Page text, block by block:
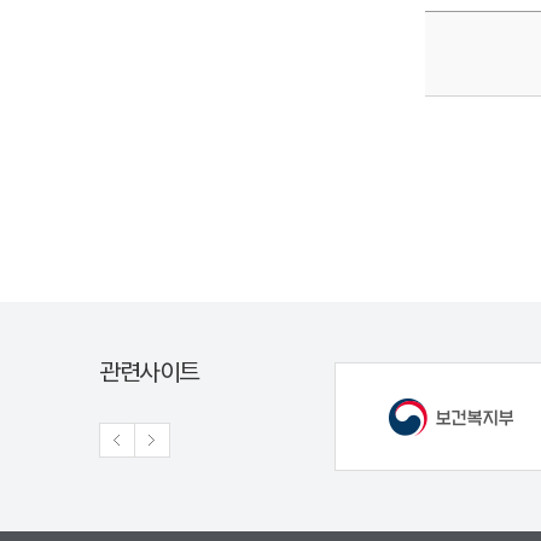
관련사이트